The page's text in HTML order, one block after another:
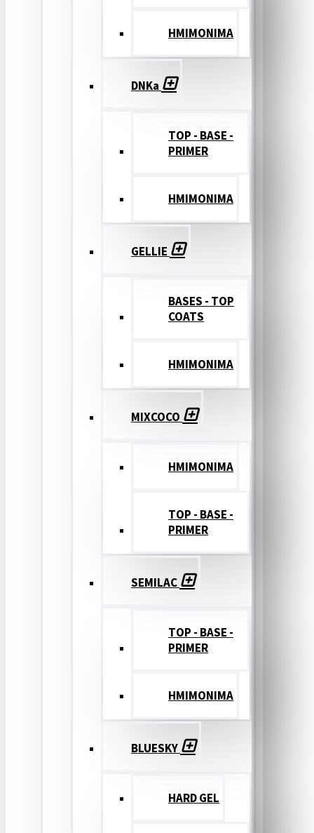
ΗΜΙΜΟΝΙΜΑ
DNKa
TOP - BASE -
PRIMER
ΗΜΙΜΟΝΙΜΑ
GELLIE
BASES - TOP
COATS
ΗΜΙΜΟΝΙΜΑ
MIXCOCO
HMIMONIMA
TOP - BASE -
PRIMER
SEMILAC
TOP - BASE -
PRIMER
ΗΜΙΜΟΝΙΜΑ
BLUESKY
HARD GEL